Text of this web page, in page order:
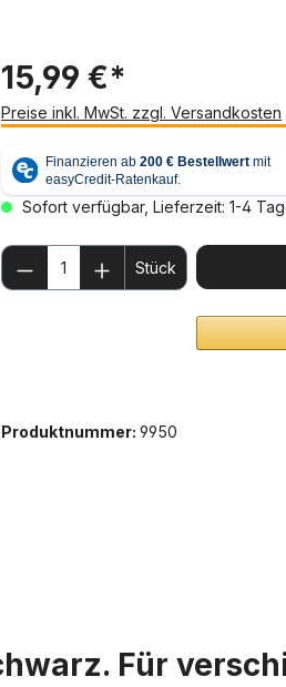
15,99 €*
Preise inkl. MwSt. zzgl. Versandkosten
Sofort verfügbar, Lieferzeit: 1-4
Produkt Anzahl: Gib
Stück
Produktnummer: 9950
Für